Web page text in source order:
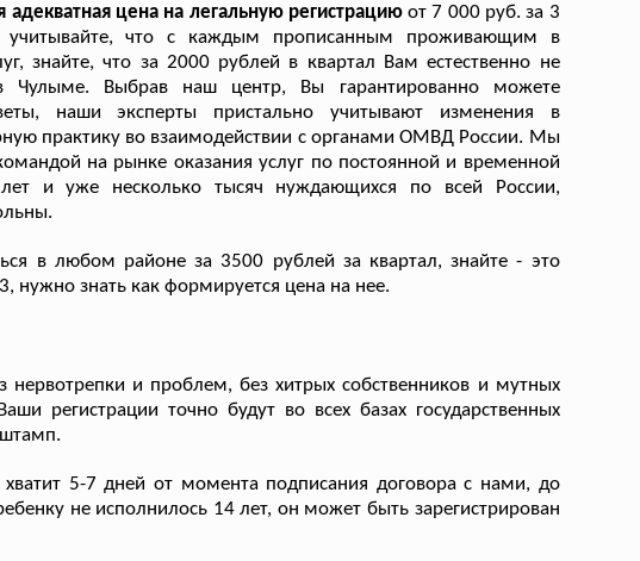
адекватная цена на легальную регистрациюот 7 000 руб. за 3
что с каждым прописанным проживающим в
знайте, что за 2000 рублей в квартал Вам естественно не
Чулыме. Выбрав наш центр, Вы гарантированно можете
наши эксперты пристально учитывают изменения в
практику во взаимодействии с органами ОМВД России. Мы
на рынке оказания услуг по постоянной и временной
и уже несколько тысяч нуждающихся по всей России,
в любом районе за 3500 рублей за квартал, знайте - это
знать как формируется цена на нее.
нервотрепки и проблем, без хитрых собственников и мутных
регистрации точно будут во всех базах государственных
5-7 дней от момента подписания договора с нами, до
не исполнилось 14 лет, он может быть зарегистрирован